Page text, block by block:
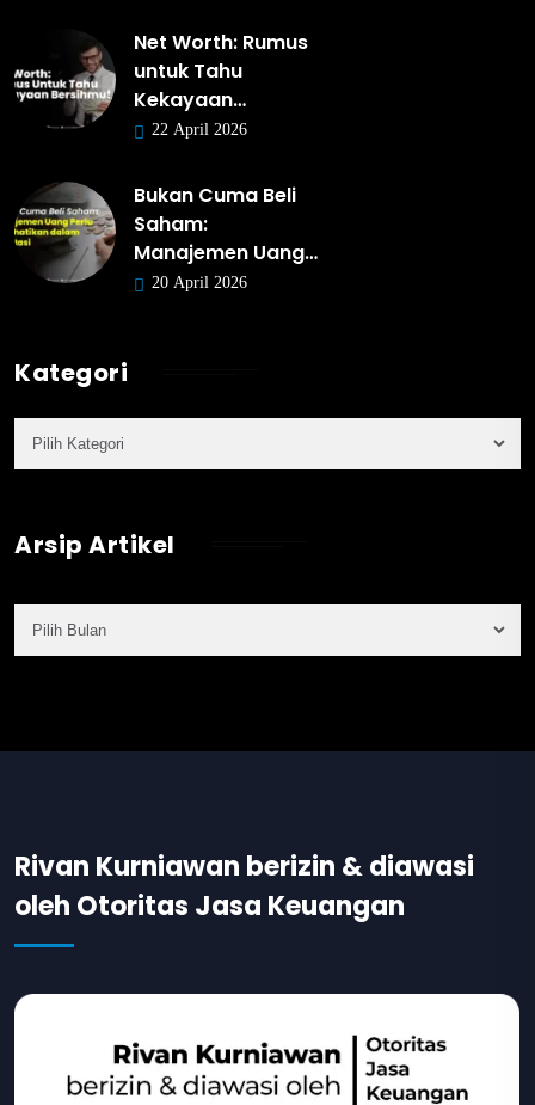
Net Worth: Rumus
untuk Tahu
Kekayaan…
22 April 2026
Bukan Cuma Beli
Saham:
Manajemen Uang…
20 April 2026
Kategori
Arsip Artikel
Rivan Kurniawan berizin & diawasi
oleh Otoritas Jasa Keuangan